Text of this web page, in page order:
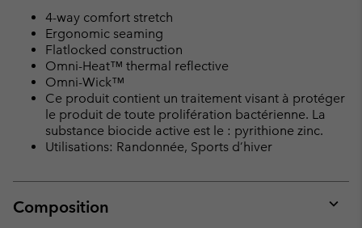
4-way comfort stretch
Ergonomic seaming
Flatlocked construction
Omni-Heat™ thermal reflective
Omni-Wick™
Ce produit contient un traitement visant à protéger
le produit de toute prolifération bactérienne. La
substance biocide active est le : pyrithione zinc.
Utilisations: Randonnée, Sports d’hiver
Composition